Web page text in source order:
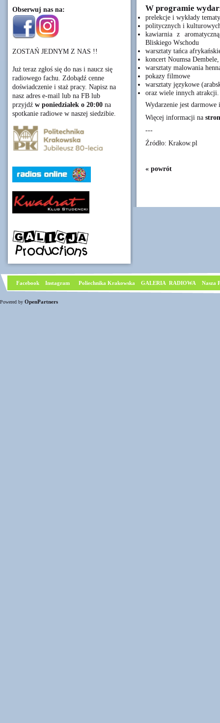
Obserwuj nas na:
ZOSTAŃ JEDNYM Z NAS !!
Już teraz zgłoś się do nas i naucz się
radiowego fachu. Zdobądź cenne
doświadczenie i staż pracy. Napisz na
nasz adres e-mail lub na FB lub
przyjdź w poniedziałek o 20:00 na
spotkanie radiowe w naszej siedzibie.
W programie
prelekcje i wykłady
politycznych i
kawiarnia z
Bliskiego Wschodu
warsztaty tańca
koncert Noumsa
warsztaty malowania
pokazy filmowe
warsztaty językowe
oraz wiele innych atrakcji.
Wydarzenie jest
Więcej informacji na
---
Źródło: Krakow.pl
« powrót
Facebook Instagram Poliechnika Krakowska GALERIA RADIOWA Nasza
Powered by OpenPartners